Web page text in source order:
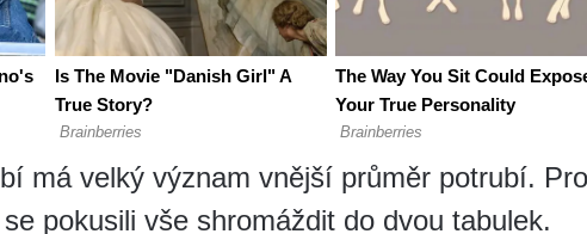
má velký význam vnější průměr potrubí. Pro
pokusili vše shromáždit do dvou tabulek.